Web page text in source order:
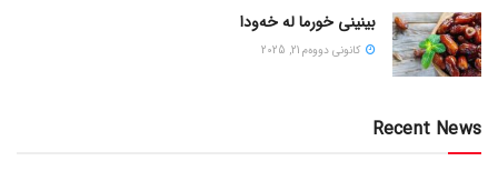
بینینی خورما لە خەودا
كانونی دووه‌م 21, 2025
Recent News